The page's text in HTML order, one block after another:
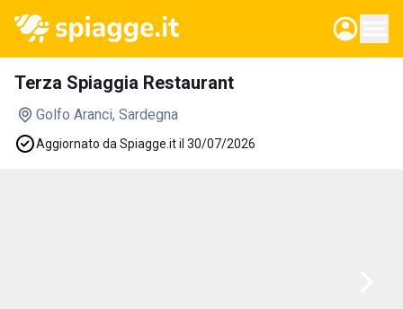
Terza Spiaggia Restaurant
Golfo Aranci, Sardegna
Aggiornato da Spiagge.it il 30/07/2026